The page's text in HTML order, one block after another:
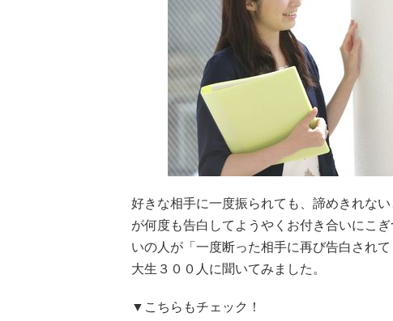
好きな相手に一度振られても、諦めきれな
が何度も告白してようやくお付き合いにこ
いの人が「一度断った相手に再び告白され
大生３００人に聞いてみました。
▼こちらもチェック！